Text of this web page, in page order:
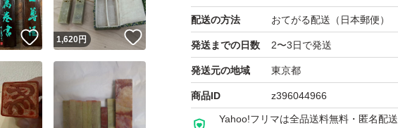
配送の方法 おてがる配送（日本郵便）
発送までの日数 2〜3日で発送
発送元の地域 東京都
商品ID z396044966
Yahoo!フリマは全品送料無料・匿名配送
いいね！
1,620円